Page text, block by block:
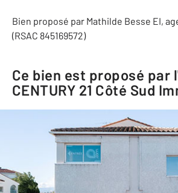
Bien proposé par Mathilde Besse EI,
(RSAC 845169572)
Ce bien est proposé par
CENTURY 21 Côté Sud